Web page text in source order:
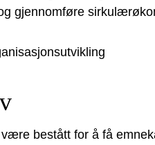
gjennomføre
bestått for å få